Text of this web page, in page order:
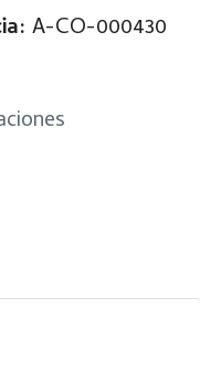
A-CO-000430